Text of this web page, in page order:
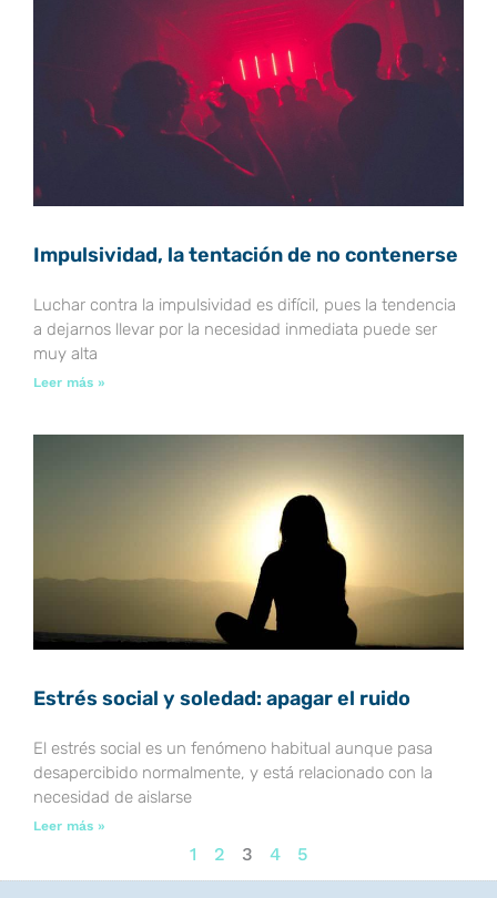
Impulsividad, la tentación de no contenerse
Luchar contra la impulsividad es difícil, pues la tendencia
a dejarnos llevar por la necesidad inmediata puede ser
muy alta
Leer más »
Estrés social y soledad: apagar el ruido
El estrés social es un fenómeno habitual aunque pasa
desapercibido normalmente, y está relacionado con la
necesidad de aislarse
Leer más »
1 2 3 4 5